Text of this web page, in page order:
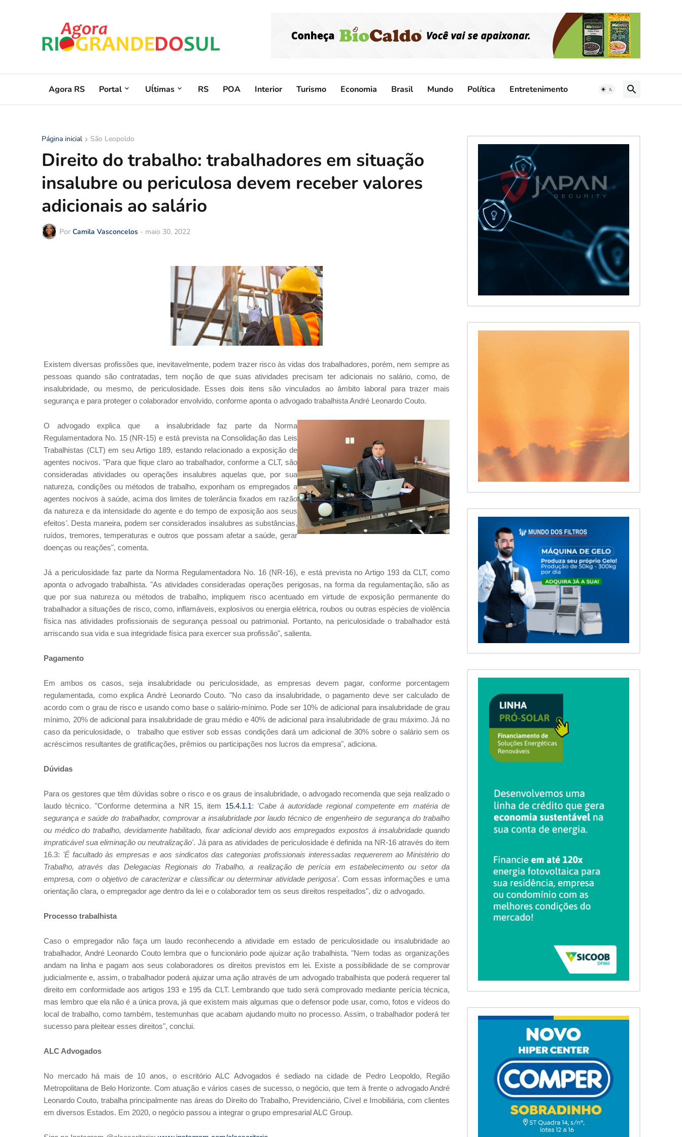
Agora RS Portal Uĺtimas RS POA Interior Turismo Economia Brasil Mundo Política Entretenimento
Página inicial São Leopoldo
Direito do trabalho: trabalhadores em situação
insalubre ou periculosa devem receber valores
adicionais ao salário
Por Camila Vasconcelos - maio 30, 2022
Existem diversas profissões que, inevitavelmente, podem trazer risco às vidas dos trabalhadores, porém, nem sempre as
pessoas quando são contratadas, tem noção de que suas atividades precisam ter adicionais no salário, como, de
insalubridade, ou mesmo, de periculosidade. Esses dois itens são vinculados ao âmbito laboral para trazer mais
segurança e para proteger o colaborador envolvido, conforme aponta o advogado trabalhista André Leonardo Couto.
O advogado explica que a insalubridade faz parte da Norma
Regulamentadora No. 15 (NR-15) e está prevista na Consolidação das Leis
Trabalhistas (CLT) em seu Artigo 189, estando relacionado a exposição de
agentes nocivos. "Para que fique claro ao trabalhador, conforme a CLT, são
consideradas atividades ou operações insalubres aquelas que, por sua
natureza, condições ou métodos de trabalho, exponham os empregados a
agentes nocivos à saúde, acima dos limites de tolerância fixados em razão
da natureza e da intensidade do agente e do tempo de exposição aos seus
efeitos'. Desta maneira, podem ser considerados insalubres as substâncias,
ruídos, tremores, temperaturas e outros que possam afetar a saúde, gerar
doenças ou reações", comenta.
Já a periculosidade faz parte da Norma Regulamentadora No. 16 (NR-16), e está prevista no Artigo 193 da CLT, como
aponta o advogado trabalhista. "As atividades consideradas operações perigosas, na forma da regulamentação, são as
que por sua natureza ou métodos de trabalho, impliquem risco acentuado em virtude de exposição permanente do
trabalhador a situações de risco, como, inflamáveis, explosivos ou energia elétrica, roubos ou outras espécies de violência
física nas atividades profissionais de segurança pessoal ou patrimonial. Portanto, na periculosidade o trabalhador está
arriscando sua vida e sua integridade física para exercer sua profissão", salienta.
Pagamento
Em ambos os casos, seja insalubridade ou periculosidade, as empresas devem pagar, conforme porcentagem
regulamentada, como explica André Leonardo Couto. "No caso da insalubridade, o pagamento deve ser calculado de
acordo com o grau de risco e usando como base o salário-mínimo. Pode ser 10% de adicional para insalubridade de grau
mínimo, 20% de adicional para insalubridade de grau médio e 40% de adicional para insalubridade de grau máximo. Já no
caso da periculosidade, o trabalho que estiver sob essas condições dará um adicional de 30% sobre o salário sem os
acréscimos resultantes de gratificações, prêmios ou participações nos lucros da empresa", adiciona.
Dúvidas
Para os gestores que têm dúvidas sobre o risco e os graus de insalubridade, o advogado recomenda que seja realizado o
laudo técnico. "Conforme determina a NR 15, item 15.4.1.1: 'Cabe à autoridade regional competente em matéria de
segurança e saúde do trabalhador, comprovar a insalubridade por laudo técnico de engenheiro de segurança do trabalho
ou médico do trabalho, devidamente habilitado, fixar adicional devido aos empregados expostos à insalubridade quando
impraticável sua eliminação ou neutralização'. Já para as atividades de periculosidade é definida na NR-16 através do item
16.3: 'É facultado às empresas e aos sindicatos das categorias profissionais interessadas requererem ao Ministério do
Trabalho, através das Delegacias Regionais do Trabalho, a realização de perícia em estabelecimento ou setor da
empresa, com o objetivo de caracterizar e classificar ou determinar atividade perigosa'. Com essas informações e uma
orientação clara, o empregador age dentro da lei e o colaborador tem os seus direitos respeitados", diz o advogado.
Processo trabalhista
Caso o empregador não faça um laudo reconhecendo a atividade em estado de periculosidade ou insalubridade ao
trabalhador, André Leonardo Couto lembra que o funcionário pode ajuizar ação trabalhista. "Nem todas as organizações
andam na linha e pagam aos seus colaboradores os direitos previstos em lei. Existe a possibilidade de se comprovar
judicialmente e, assim, o trabalhador poderá ajuizar uma ação através de um advogado trabalhista que poderá requerer tal
direito em conformidade aos artigos 193 e 195 da CLT. Lembrando que tudo será comprovado mediante perícia técnica,
mas lembro que ela não é a única prova, já que existem mais algumas que o defensor pode usar, como, fotos e vídeos do
local de trabalho, como também, testemunhas que acabam ajudando muito no processo. Assim, o trabalhador poderá ter
sucesso para pleitear esses direitos", conclui.
ALC Advogados
No mercado há mais de 10 anos, o escritório ALC Advogados é sediado na cidade de Pedro Leopoldo, Região
Metropolitana de Belo Horizonte. Com atuação e vários cases de sucesso, o negócio, que tem à frente o advogado André
Leonardo Couto, trabalha principalmente nas áreas do Direito do Trabalho, Previdenciário, Cível e Imobiliária, com clientes
em diversos Estados. Em 2020, o negócio passou a integrar o grupo empresarial ALC Group.